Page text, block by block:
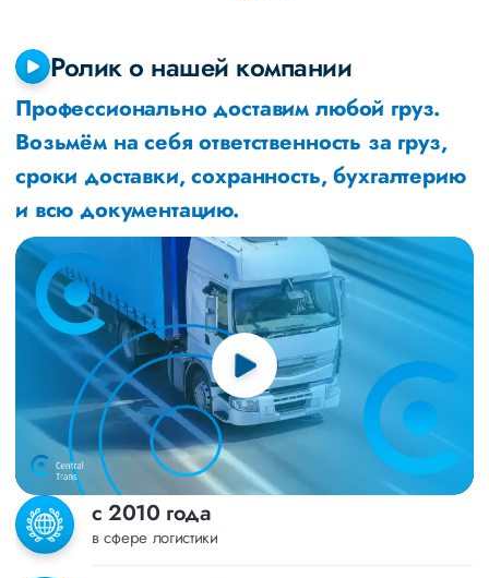
Ролик о нашей компании
Профессионально доставим любой груз.
Возьмём на себя ответственность за груз,
сроки доставки, сохранность, бухгалтерию
и всю документацию.
с 2010 года
в сфере логистики